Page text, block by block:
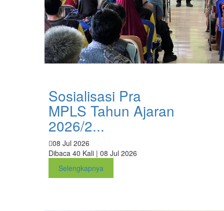
Sosialisasi Pra
MPLS Tahun Ajaran
2026/2...
08 Jul 2026
Dibaca 40 Kali | 08 Jul 2026
Selengkapnya